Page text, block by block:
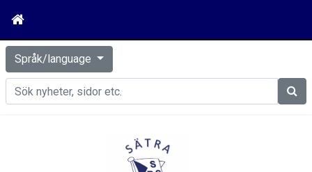
Språk/language
Sök